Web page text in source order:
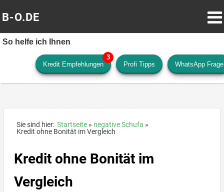
B-O.DE
So helfe ich Ihnen
Kredit Empfehlungen Profi Tipps WhatsApp Frage
Sie sind hier: Startseite
negative Schufa
Kredit ohne Bonität im Vergleich
Kredit ohne Bonität im
Vergleich